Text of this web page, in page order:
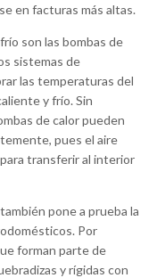
en facturas más altas.
son las bombas de
sistemas de
las temperaturas del
y frío. Sin
de calor pueden
pues el aire
transferir al interior
pone a prueba la
Por
forman parte de
y rígidas con